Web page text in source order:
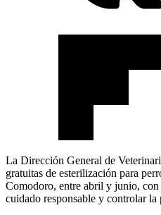
La Dirección General de
gratuitas de esterilización para
Comodoro, entre abril y junio,
cuidado responsable y controlar